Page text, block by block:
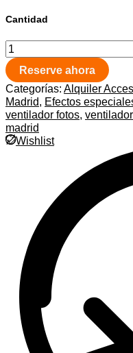
Cantidad
Reserve ahora
Categorías: Alquiler
Madrid, Efectos
ventilador fotos,
madrid
Wishlist